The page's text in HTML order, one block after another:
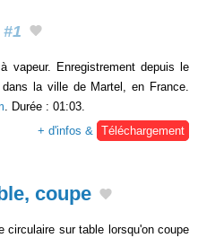
#1
vapeur. Enregistrement depuis le
la ville de Martel, en France.
. Durée : 01:03.
+ d'infos &
Téléchargement
coupe
circulaire sur table lorsqu'on coupe